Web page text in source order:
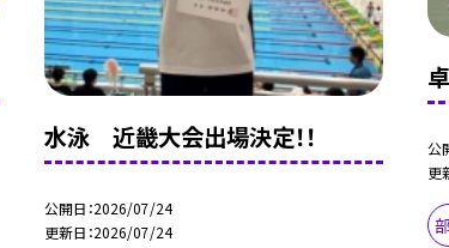
水泳 近畿大会出場決定！！
公開日 2026/07/24
更新日 2026/07/24
公
更